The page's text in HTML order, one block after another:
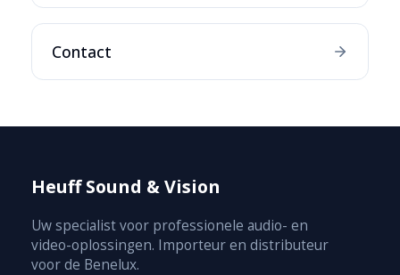
Contact
Heuff Sound & Vision
Uw specialist voor professionele audio- en
video-oplossingen. Importeur en distributeur
voor de Benelux.